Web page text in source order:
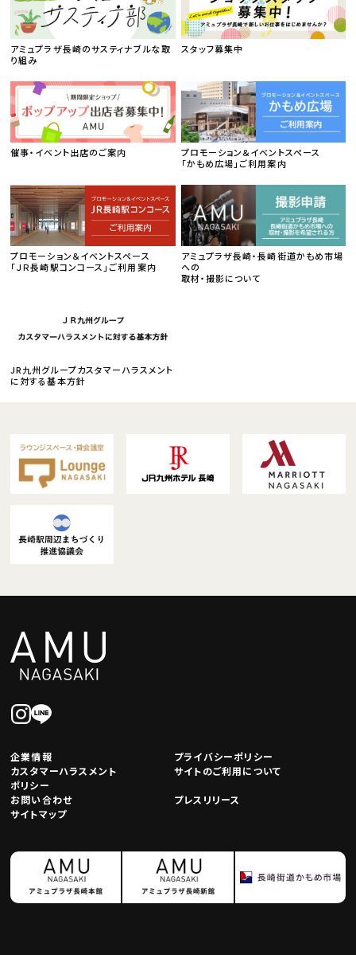
アミュプラザ長崎のサスティナブルな取
り組み
スタッフ募集中
催事・イベント出店のご案内
プロモーション＆イベントスペース
「かもめ広場」ご利用案内
プロモーション＆イベントスペース
「ＪＲ長崎駅コンコース」ご利用案内
アミュプラザ長崎・長崎街道かもめ市場
への
取材・撮影について
JR九州グループカスタマーハラスメント
に対する基本方針
企業情報
プライバシーポリシー
カスタマーハラスメント
ポリシー
サイトのご利用について
お問い合わせ
プレスリリース
サイトマップ